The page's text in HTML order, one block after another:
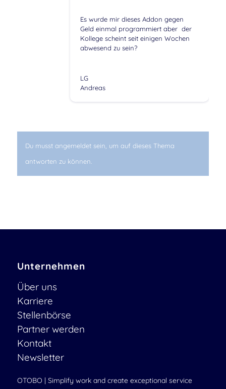
Es wurde mir dieses Addon gegen
Geld einmal programmiert aber der
Kollege scheint seit einigen Wochen
abwesend zu sein?
LG
Andreas
Du musst angemeldet sein, um auf dieses Thema
antworten zu können.
Unternehmen
Über uns
Karriere
Stellenbörse
Partner werden
Kontakt
Newsletter
OTOBO | Simplify work and create exceptional service